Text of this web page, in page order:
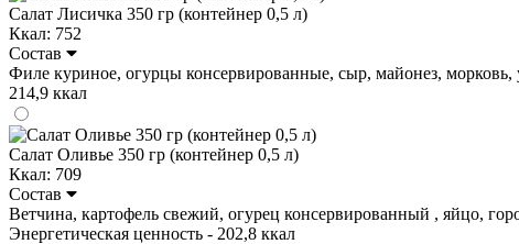
Салат Лисичка 350 гр (контейнер 0,5 л)
Ккал: 752
Состав
Филе куриное, огурцы консервированные, сыр, майонез, морковь,
214,9 ккал
Салат Оливье 350 гр (контейнер 0,5 л)
Ккал: 709
Состав
Ветчина, картофель свежий, огурец консервированный , яйцо,
Энергетическая ценность - 202,8 ккал